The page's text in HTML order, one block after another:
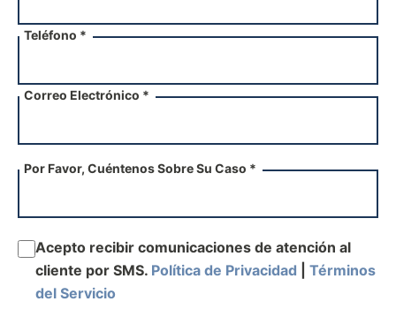
Teléfono *
Correo Electrónico *
Por Favor, Cuéntenos Sobre Su Caso *
Acepto recibir comunicaciones de atención al
cliente por SMS. Política de Privacidad
Términos
del Servicio